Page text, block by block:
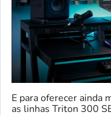
E para oferecer ainda
as linhas Triton 300